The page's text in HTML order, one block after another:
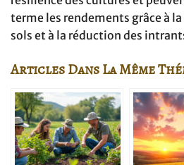
terme les rendements grâce à
sols et à la réduction des
Articles Dans La Même